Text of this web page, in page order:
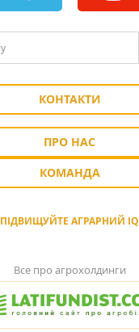
КОНТАКТИ
ПРО НАС
КОМАНДА
ПІДВИЩУЙТЕ АГРАРНИЙ IQ
Все про агрохолдинги